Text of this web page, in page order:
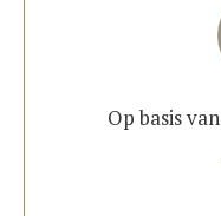
Op basis van